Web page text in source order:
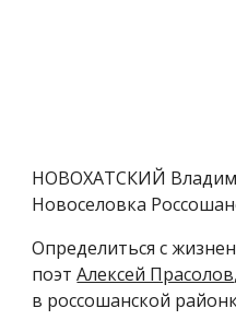
НОВОХАТСКИЙ
Новоселовка
Определиться с
поэт Алексей Прасолов
в россошанской